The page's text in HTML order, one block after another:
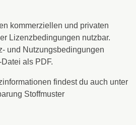
kommerziellen und privaten
Lizenzbedingungen nutzbar.
und Nutzungsbedingungen
als PDF.
findest du auch unter
Stoffmuster